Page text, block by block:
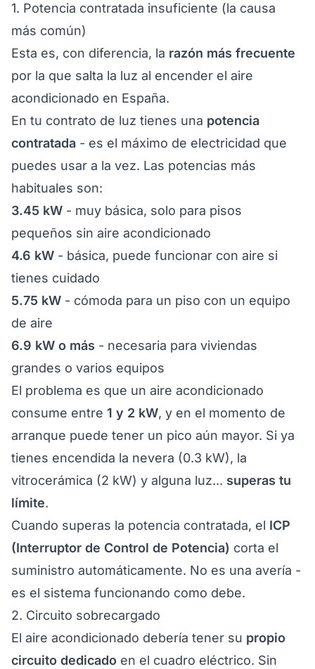
1. Potencia contratada insuficiente (la causa
más común)
Esta es, con diferencia, la razón más frecuente
por la que salta la luz al encender el aire
acondicionado en España.
En tu contrato de luz tienes una potencia
contratada - es el máximo de electricidad que
puedes usar a la vez. Las potencias más
habituales son:
3.45 kW - muy básica, solo para pisos
pequeños sin aire acondicionado
4.6 kW - básica, puede funcionar con aire si
tienes cuidado
5.75 kW - cómoda para un piso con un equipo
de aire
6.9 kW o más - necesaria para viviendas
grandes o varios equipos
El problema es que un aire acondicionado
consume entre 1 y 2 kW, y en el momento de
arranque puede tener un pico aún mayor. Si ya
tienes encendida la nevera (0.3 kW), la
vitrocerámica (2 kW) y alguna luz... superas tu
límite.
Cuando superas la potencia contratada, el ICP
(Interruptor de Control de Potencia) corta el
suministro automáticamente. No es una avería -
es el sistema funcionando como debe.
2. Circuito sobrecargado
El aire acondicionado debería tener su propio
circuito dedicado en el cuadro eléctrico. Sin